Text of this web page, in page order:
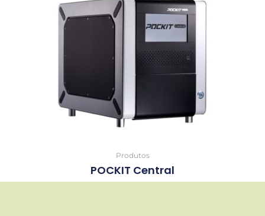
Produtos
POCKIT Central